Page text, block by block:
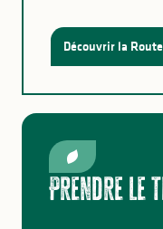
Découvrir la
Prendre le